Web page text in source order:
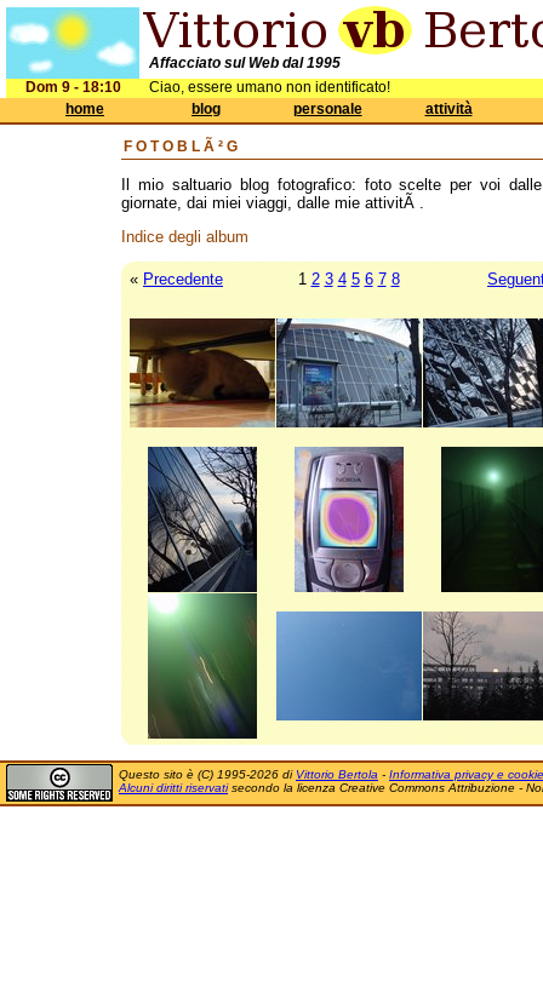
Affacciato sul Web dal 1995
Dom 9 - 18:10
Ciao, essere umano non identificato!
home
blog personale attività
FOTOBLÃ²G
Il mio saltuario blog fotografico: foto scelte per voi
giornate, dai miei viaggi, dalle mie attivitÃ .
Indice degli album
« Precedente 1 2 3 4 5 6 7 8
Questo sito è (C) 1995-2026 di Vittorio Bertola - Informativa privacy e cookie
Alcuni diritti riservatisecondo la licenza Creative Commons Attribuzione -